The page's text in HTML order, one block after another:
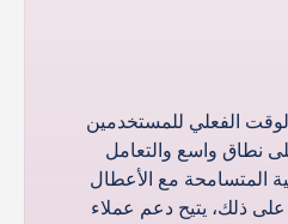
الفعلي للمستخدمين
نطاق واسع والتعامل
المتسامحة مع الأعطال
ذلك، يتيح دعم عملاء